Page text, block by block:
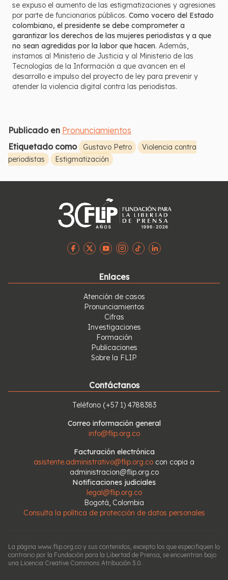
se expuso el aumento de las estigmatizaciones y agresiones
por parte de funcionarios públicos. Como vocero del Estado
colombiano, el presidente se debe comprometer a
garantizar los derechos de las mujeres periodistas y a que
no sean agredidas por la labor que hacen. Además,
instamos al Ministerio de Justicia y al Ministerio de las
Tecnologías de la Información a que avancen en el
desarrollo e impulso del proyecto de ley para prevenir y
atender la violencia digital contra las periodistas.
Publicado en Pronunciamientos
Etiquetado como
Gustavo Petro
Violencia contra
periodistas
Estigmatización
Enlaces
Atención de casos
Pronunciamientos
Cifras
Investigaciones
Formación
Publicaciones
Sobre la FLIP
Contáctanos
Teléfono (+57 1) 4788383
Correo información general
info@flip.org.co
Facturación electrónica
asistente.administrativo@flip.org.co con copia a
administracion@flip.org.co
Notificaciones judiciales
legal@flip.org.co
Bogotá, Colombia
Consulta la política de protección de datos personales
La página www.flip.org.co y sus contenidos, excepto los que especifiquen lo
contrario por la Fundación para la Libertad de Prensa, se encuentran bajo
una Licencia Creative Commons Atribución 3.0.